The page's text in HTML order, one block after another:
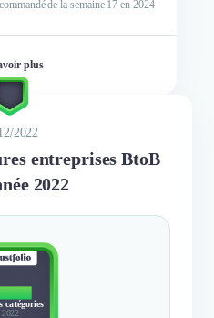
de la semaine 17 en 2024
plus
2022
entreprises BtoB
2022
10
catégories
2022